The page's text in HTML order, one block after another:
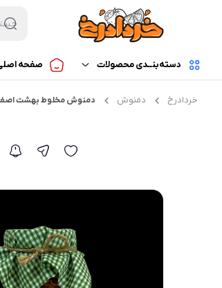
دسته‌بنــدی محصولات
میوه خشک
صفحه
خردادرخ دمنوش دمنوش مخلوط بهشت